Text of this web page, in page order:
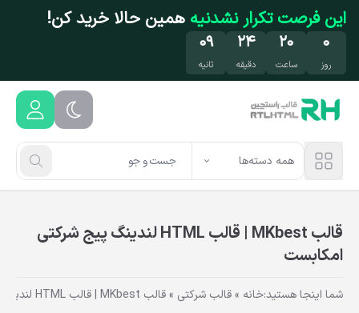
رفتن به محتوای اصلی
این فرصت تکرار نشدنیه همین حالا خرید کن!
۰
روز
۲۰
ساعت
۲۴
دقیقه
۰۸
ثانیه
همه دسته‌ها
قالب MKbest | قالب HTML لندینگ پیج شرکتی
امکابست
شما اینجا هستید:خانه »قالب شرکتی »قالب MKbest | قالب HTML لندینگ پیج شرکتی امکابست